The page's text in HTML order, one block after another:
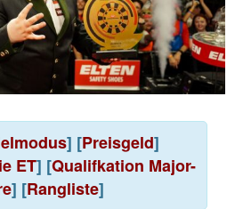
] [Preisgeld]
ET] [Qualifkation Major-
] [Rangliste]